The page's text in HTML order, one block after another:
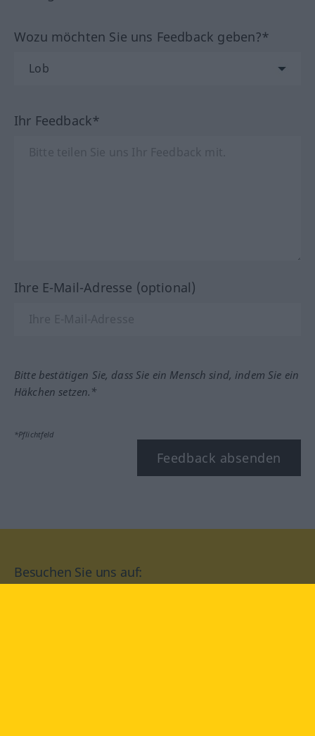
Wozu möchten Sie uns Feedback geben?*
Ihr Feedback*
Ihre E-Mail-Adresse (optional)
Bitte bestätigen Sie, dass Sie ein Mensch sind, indem Sie ein
Häkchen setzen.*
*Pflichtfeld
Feedback absenden
Besuchen Sie uns auf: